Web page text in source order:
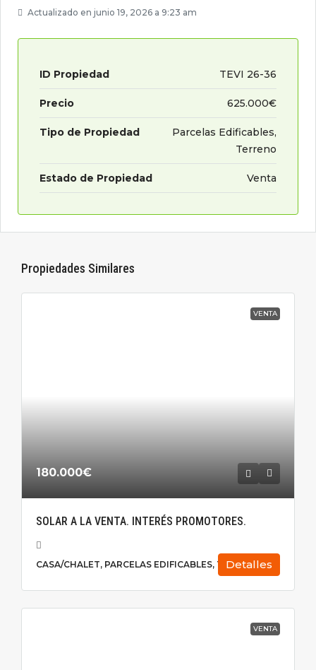
Actualizado en junio 19, 2026 a 9:23 am
ID Propiedad TEVI 26-36
Precio 625.000€
Tipo de Propiedad
Parcelas Edificables,
Terreno
Estado de Propiedad Venta
Propiedades Similares
VENTA
180.000€
SOLAR A LA VENTA. INTERÉS PROMOTORES.
CASA/CHALET, PARCELAS EDIFICABLES, TERRENO
Detalles
VENTA